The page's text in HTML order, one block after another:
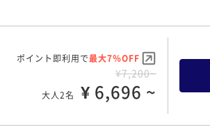
ポイント即利用で最大7％OFF
¥7,200~
大人2名 ¥ 6,696 ~